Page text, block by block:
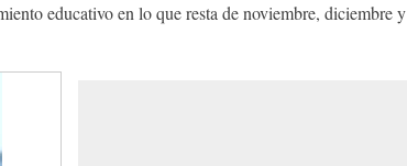
educativo en lo que resta de noviembre, diciembre y